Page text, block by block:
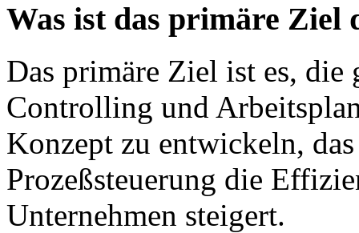
Was ist das primäre Ziel
Das primäre Ziel ist es,
Controlling und
Konzept zu entwickeln,
Prozeßsteuerung die
Unternehmen steigert.